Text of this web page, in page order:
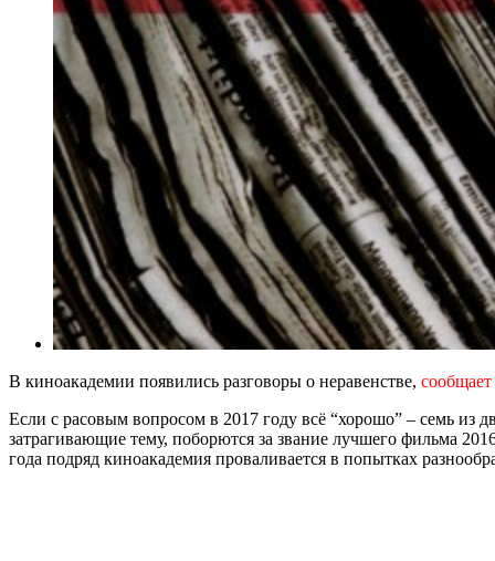
В киноакадемии появились разговоры о неравенстве, сообщает
Если с расовым вопросом в 2017 году всё “хорошо” – семь из
затрагивающие тему, поборются за звание лучшего фильма
года подряд киноакадемия проваливается в попытках